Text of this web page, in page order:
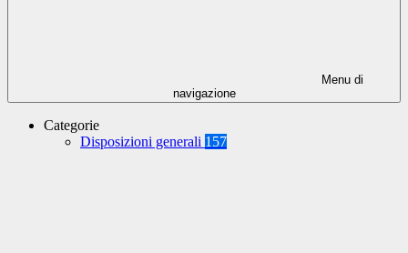
Menu di
navigazione
Categorie
Disposizioni generali 157